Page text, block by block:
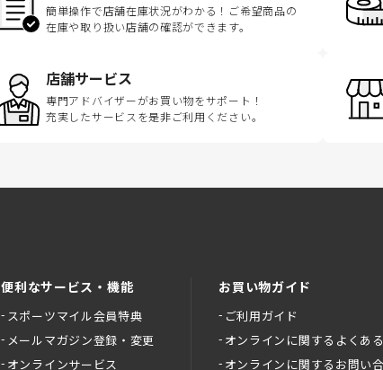
簡単操作で店舗在庫状況がわかる！ご希望商品の
在庫や取り扱い店舗の確認ができます。
店舗サービス
専門アドバイザーがお買い物をサポート！
充実したサービスを是非ご利用ください。
便利なサービス・機能
スポーツマイル会員特典
メールマガジン登録・変更
オンラインサービス
お買い物ガイド
ご利用ガイド
オンラインに関するよくあ
オンラインに関するお問い